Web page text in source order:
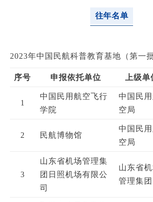
往年名单
2023年中国民航科普教育基地（第一
序号 申报依托单位 上级单
1
中国民用航空飞行
学院
中国民
空局
2 民航博物馆
中国民
空局
3
山东省机场管理集
团日照机场有限公
司
山东省
管理集团